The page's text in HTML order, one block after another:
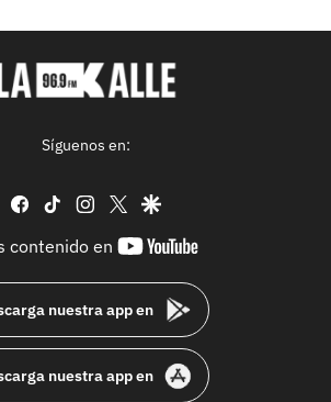
Síguenos en:
facebook
tiktok instagram
twittergoogle
contenido en
youtube-
nuestra app en
nuestra app en